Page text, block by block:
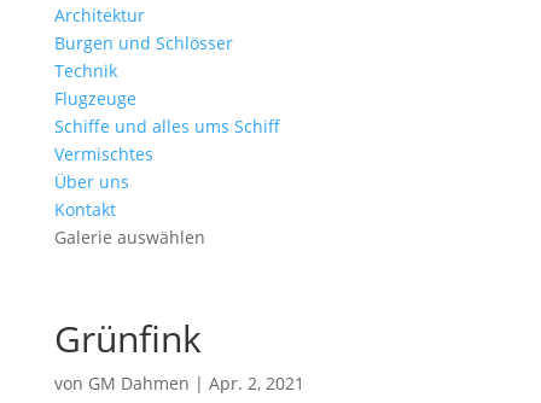
Architektur
Burgen und Schlösser
Technik
Flugzeuge
Schiffe und alles ums Schiff
Vermischtes
Über uns
Kontakt
Galerie auswählen
Grünfink
von GM Dahmen | Apr. 2, 2021